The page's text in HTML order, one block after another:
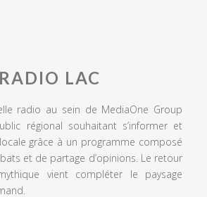
RADIO LAC
radio au sein de MediaOne Group
régional souhaitant s’informer et
grâce à un programme composé
et de partage d’opinions. Le retour
vient compléter le paysage